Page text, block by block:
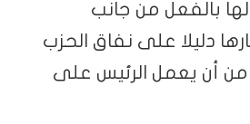
بالفعل من جانب
دليلا على نفاق الحزب
من أن يعمل الرئيس على